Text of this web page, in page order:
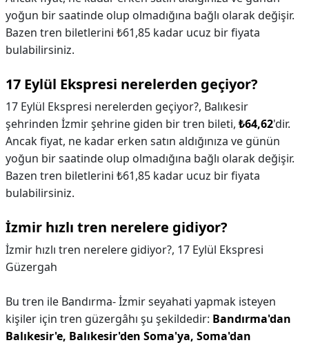
yoğun bir saatinde olup olmadığına bağlı olarak değişir.
Bazen tren biletlerini ₺61,85 kadar ucuz bir fiyata
bulabilirsiniz.
17 Eylül Ekspresi nerelerden geçiyor?
17 Eylül Ekspresi nerelerden geçiyor?, Balıkesir
şehrinden İzmir şehrine giden bir tren bileti, ₺64,62'dir.
Ancak fiyat, ne kadar erken satın aldığınıza ve günün
yoğun bir saatinde olup olmadığına bağlı olarak değişir.
Bazen tren biletlerini ₺61,85 kadar ucuz bir fiyata
bulabilirsiniz.
İzmir hızlı tren nerelere gidiyor?
İzmir hızlı tren nerelere gidiyor?, 17 Eylül Ekspresi
Güzergah
Bu tren ile Bandırma- İzmir seyahati yapmak isteyen
kişiler için tren güzergâhı şu şekildedir: Bandırma'dan
Balıkesir'e, Balıkesir'den Soma'ya, Soma'dan